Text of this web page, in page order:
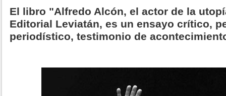
El libro "Alfredo Alcón, el actor de la
Editorial Leviatán, es un ensayo crítico,
periodístico, testimonio de